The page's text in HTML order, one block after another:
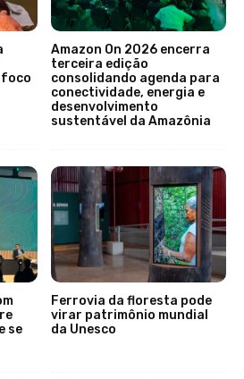
foco
Amazon On 2026 encerra
terceira edição
consolidando agenda para
conectividade, energia e
desenvolvimento
sustentável da Amazônia
se
Ferrovia da floresta pode
virar patrimônio mundial
da Unesco